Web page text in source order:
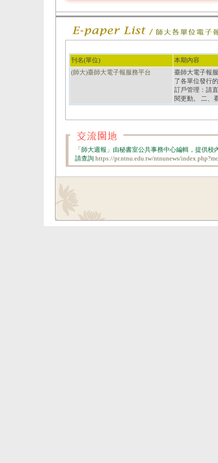
刊名(單位)
本期內容
(師大)臺師大電子報服務平台
臺師大電子報
了各單位發行
訂戶管理：請
閱更動。 二、
「師大週報」由秘書室公共事務中心編輯，提供
請查詢 https://pr.ntnu.edu.tw/ntnunews/